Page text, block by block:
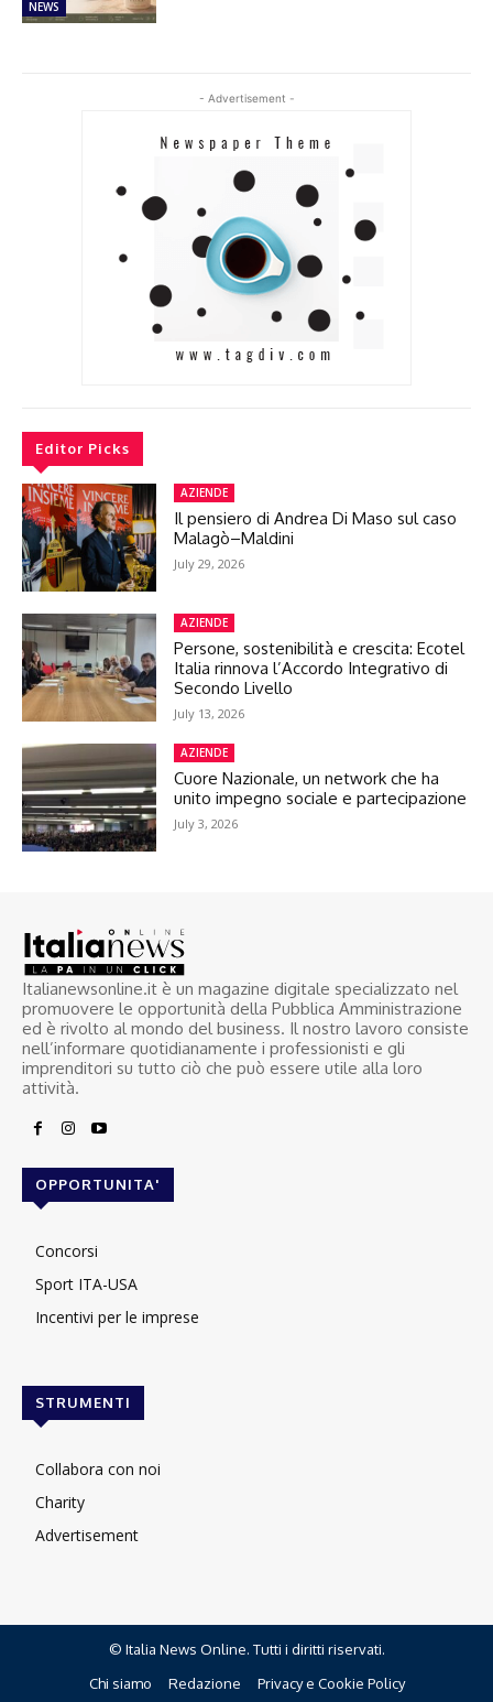
NEWS
- Advertisement -
Editor Picks
AZIENDE
Il pensiero di Andrea Di Maso sul caso
Malagò–Maldini
July 29, 2026
AZIENDE
Persone, sostenibilità e crescita: Ecotel
Italia rinnova l’Accordo Integrativo di
Secondo Livello
July 13, 2026
AZIENDE
Cuore Nazionale, un network che ha
unito impegno sociale e partecipazione
July 3, 2026
Italianewsonline.it è un magazine digitale specializzato nel
promuovere le opportunità della Pubblica Amministrazione
ed è rivolto al mondo del business. Il nostro lavoro consiste
nell’informare quotidianamente i professionisti e gli
imprenditori su tutto ciò che può essere utile alla loro
attività.
OPPORTUNITA'
Concorsi
Sport ITA-USA
Incentivi per le imprese
STRUMENTI
Collabora con noi
Charity
Advertisement
© Italia News Online. Tutti i diritti riservati.
Chi siamo
Redazione Privacy e Cookie Policy